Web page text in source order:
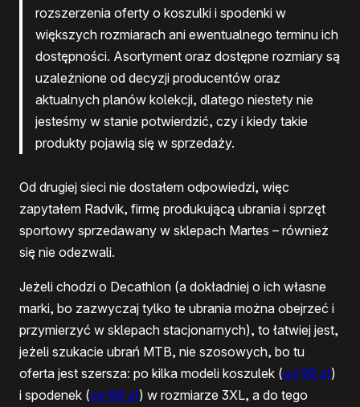
rozszerzenia oferty o koszulki i spodenki w
większych rozmiarach ani ewentualnego terminu ich
dostępności. Asortyment oraz dostępne rozmiary są
uzależnione od decyzji producentów oraz
aktualnych planów kolekcji, dlatego niestety nie
jesteśmy w stanie potwierdzić, czy i kiedy takie
produkty pojawią się w sprzedaży.
Od drugiej sieci nie dostałem odpowiedzi, więc
zapytałem Radvik, firmę produkującą ubrania i sprzęt
sportowy sprzedawany w sklepach Martes – również
się nie odezwali.
Jeżeli chodzi o Decathlon (a dokładniej o ich własne
marki, bo zazwyczaj tylko te ubrania można obejrzeć i
przymierzyć w sklepach stacjonarnych), to łatwiej jest,
jeżeli szukacie ubrań MTB, nie szosowych, bo tu
oferta jest szersza: po kilka modeli koszulek (od 90 zł)
i spodenek (od 80 zł) w rozmiarze 3XL, a do tego